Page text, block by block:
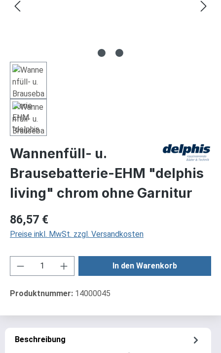
Wannenfüll- u.
Brausebatterie-EHM "delphis
living" chrom ohne Garnitur
Regulärer Preis:
86,57 €
Preise inkl. MwSt. zzgl. Versandkosten
Produkt Anzahl: Gib den gewünschten
In den Warenkorb
Produktnummer: 14000045
Beschreibung